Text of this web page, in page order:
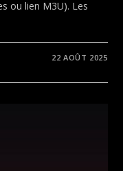
ou lien M3U). Les
22 AOÛT 2025